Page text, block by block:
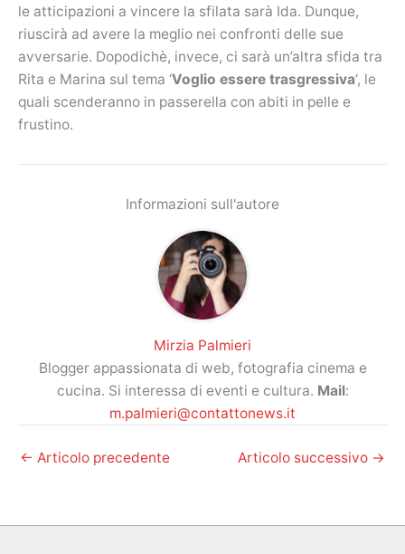
le atticipazioni a vincere la sfilata sarà Ida. Dunque,
riuscirà ad avere la meglio nei confronti delle sue
avversarie. Dopodichè, invece, ci sarà un’altra sfida tra
Rita e Marina sul tema ‘Voglio essere trasgressiva‘, le
quali scenderanno in passerella con abiti in pelle e
frustino.
Informazioni sull'autore
Mirzia Palmieri
Blogger appassionata di web, fotografia cinema e
cucina. Si interessa di eventi e cultura. Mail:
m.palmieri@contattonews.it
← Articolo precedente Articolo successivo →